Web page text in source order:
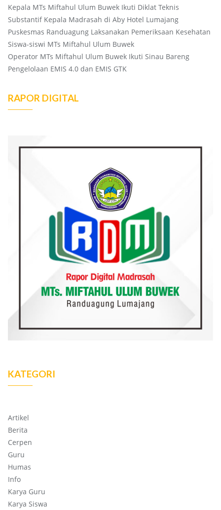
Kepala MTs Miftahul Ulum Buwek Ikuti Diklat Teknis
Substantif Kepala Madrasah di Aby Hotel Lumajang
Puskesmas Randuagung Laksanakan Pemeriksaan Kesehatan
Siswa-siswi MTs Miftahul Ulum Buwek
Operator MTs Miftahul Ulum Buwek Ikuti Sinau Bareng
Pengelolaan EMIS 4.0 dan EMIS GTK
RAPOR DIGITAL
KATEGORI
Artikel
Berita
Cerpen
Guru
Humas
Info
Karya Guru
Karya Siswa